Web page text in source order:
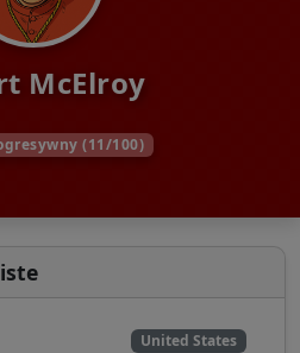
McElroy
(11/100)
United States